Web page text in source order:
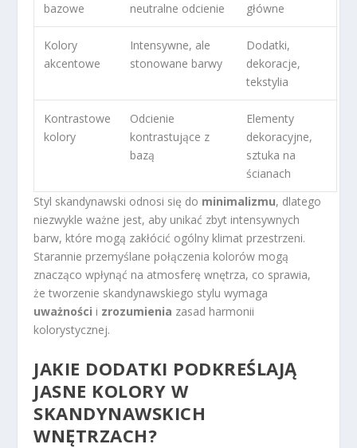
bazowe
neutralne odcienie
główne
Kolory
akcentowe
Intensywne, ale
stonowane barwy
Dodatki,
dekoracje,
tekstylia
Kontrastowe
kolory
Odcienie
kontrastujące z
bazą
Elementy
dekoracyjne,
sztuka na
ścianach
Styl skandynawski odnosi się do minimalizmu, dlatego
niezwykle ważne jest, aby unikać zbyt intensywnych
barw, które mogą zakłócić ogólny klimat przestrzeni.
Starannie przemyślane połączenia kolorów mogą
znacząco wpłynąć na atmosferę wnętrza, co sprawia,
że tworzenie skandynawskiego stylu wymaga
uważności i zrozumienia zasad harmonii
kolorystycznej.
JAKIE DODATKI PODKREŚLAJĄ
JASNE KOLORY W
SKANDYNAWSKICH
WNĘTRZACH?